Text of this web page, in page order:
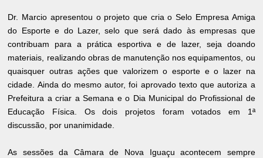
Dr. Marcio apresentou o projeto que cria o Selo Empresa Amiga
do Esporte e do Lazer, selo que será dado às empresas que
contribuam para a prática esportiva e de lazer, seja doando
materiais, realizando obras de manutenção nos equipamentos, ou
quaisquer outras ações que valorizem o esporte e o lazer na
cidade. Ainda do mesmo autor, foi aprovado texto que autoriza a
Prefeitura a criar a Semana e o Dia Municipal do Profissional de
Educação Física. Os dois projetos foram votados em 1ª
discussão, por unanimidade.
As sessões da Câmara de Nova Iguaçu acontecem sempre